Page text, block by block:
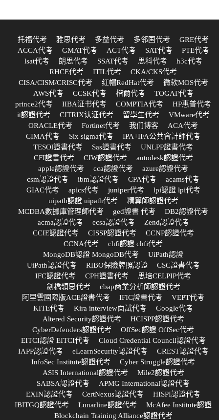
托福代考 雅思代考 多益代考 多邻国代考
GRE代考
ACCA代考
GMAT代考 ACT代考 SAT代考
PTE代考
lsat代考
朗思代考 SSAT代考 思科代考
h3c代考
RHCE代考
ITIL代考
CKA/CKS代考
CISA/CISM/CRISC代考
红帽RedHat代考
微软MOS代考
AWS代考
CCSK代考 楷爾代考
TOGAF代考
prince2代考
IIBA证书代考 COMPTIA代考
HP惠普代考
it認證代考
CITRIX认证代考 留學生代考
VMware代考
ORACLE代考
Fortinet代考 我们博客
ACA代考
CIMA代考
Six sigma代考
IPA+IFA公共會計師代考
TESOl證書代考
Sas證書代考
UNLPP證書代考
CFI證書代考
CIW認證代考
autodesk認證代考
apple認證代考
cca認證代考
azure認證代考
csm認證代考
ibm認證代考 CPA代考
acams代考
GIAC代考
apics代考 juniper代考
lpi認證 lpi代考
uipath認證 uipath代考
精算師認證代考
MCDBA數據庫管理師代考
ged證書 代考
DB2認證代考
acma認證代考
ecsa認證代考
Zend認證代考
CCIE認證代考
CISSP認證代考
CCNP認證代考
CCNA代考
chfi認證 chfi代考
MongoDB認證 MongoDB代考
UiPath認證
UiPath認證代考
RIBO保險牌照認證
CSC證書代考
IFC認證代考
CPH證書代考
思培CELPIP代考
劍橋領思代考
cbap商業分析師認證代考
阿里雲國際版ACE證書代考
IFIC證書代考
VEPT代考
KITE代考
Kira interview面試代考
Google代考
Altered Security認證代考
HCISPP認證代考
CyberDefenders認證代考
OffSec認證 OffSec代考
EITCI認證 EITCI代考
Cloud Credential Council認證代考
IAPP認證代考
eLearnSecurity認證代考
CREST認證代考
InfoSec Institute認證代考
Cyber Struggle認證代考
ASIS International認證代考
Mile2認證代考
SABSA認證代考
APMG International認證代考
EXIN認證代考
CertNexus認證代考
HISPI認證代考
IBITGQ認證代考
Lunarline認證代考
McAfee Institute認證
Blockchain Training Alliance認證代考